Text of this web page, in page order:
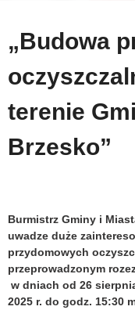
„Budowa
terenie
Brzesko”
Burmistrz Gminy i
uwadze duże
przydomowych
przeprowadzonym
w dniach od 26
2025 r. do godz. 15:30